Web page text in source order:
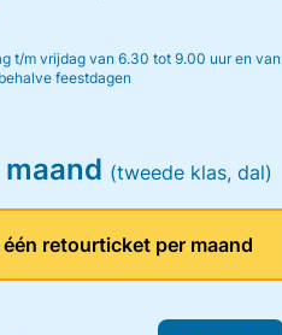
t/m vrijdag van 6.30 tot 9.00 uur en van
feestdagen
(tweede klas, dal)
retourticket per maand